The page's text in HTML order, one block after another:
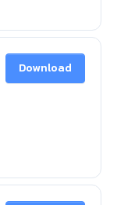
Download